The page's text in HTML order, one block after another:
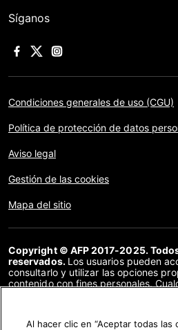
Síganos
Condiciones generales de uso (CGU)
Política de protección de datos
Aviso legal
Gestión de las cookies
Mapa del sitio
Copyright © AFP 2017-2025.
reservados. Los usuarios pueden
consultarlo y utilizar las opciones
contenido con fines personales.
distribución del contenido de este
Al hacer clic en “Aceptar todas las